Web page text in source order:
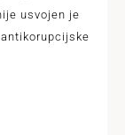
usvojen je